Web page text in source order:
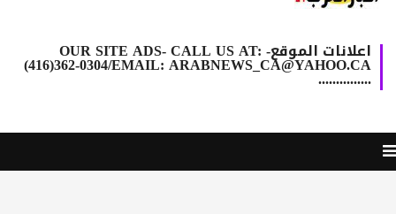
اعلانات الموقع- OUR SITE ADS- CALL US AT:
(416)362-0304/EMAIL: ARABNEWS_CA@YAHOO.CA
...............